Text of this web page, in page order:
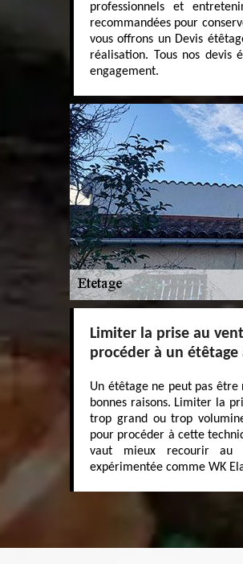
professionnels et
recommandées pour
vous offrons un Devis
réalisation. Tous nos
engagement.
Limiter la prise au
procéder à un étêtage
Un étêtage ne peut pas
bonnes raisons. Limiter la
trop grand ou trop
pour procéder à cette
vaut mieux recourir au
expérimentée comme WK